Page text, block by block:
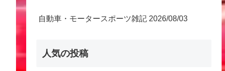
自動車・モータースポーツ雑記 2026/08/03
人気の投稿